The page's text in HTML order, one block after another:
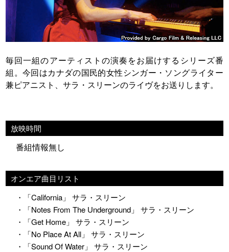
毎回一組のアーティストの演奏をお届けするシリーズ番
組。今回はカナダの国民的女性シンガー・ソングライター
兼ピアニスト、サラ・スリーンのライヴをお送りします。
放映時間
番組情報無し
オンエア曲目リスト
・「California」 サラ・スリーン
・「Notes From The Underground」 サラ・スリーン
・「Get Home」 サラ・スリーン
・「No Place At All」 サラ・スリーン
・「Sound Of Water」 サラ・スリーン